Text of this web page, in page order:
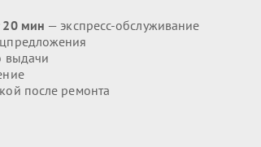
20 мин — экспресс-обслуживание
выдачи
после ремонта